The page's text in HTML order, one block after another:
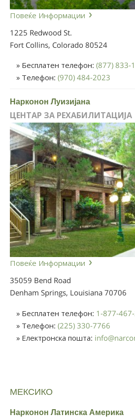
Повеќе Информации
1225 Redwood St.
Fort Collins, Colorado 80524
» Бесплатен телефон: (877) 833-
» Телефон: (970) 484-2023
Нарконон Луизијана
ЦЕНТАР ЗА РЕХАБИЛИТАЦИЈА
Повеќе Информации
35059 Bend Road
Denham Springs, Louisiana 70706
» Бесплатен телефон: 1-877-
» Телефон: (225) 330-7766
» Електронска пошта: info@
МЕКСИКО
Нарконон Латинска Америка